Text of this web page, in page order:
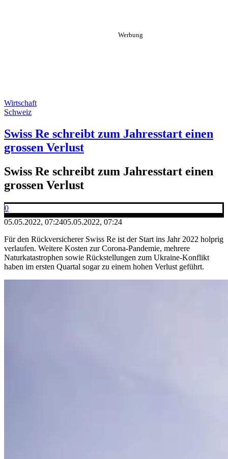
Wirtschaft
Schweiz
Swiss Re schreibt zum Jahresstart einen
grossen Verlust
Swiss Re schreibt zum Jahresstart einen
grossen Verlust
0
05.05.2022, 07:2405.05.2022, 07:24
Für den Rückversicherer Swiss Re ist der Start ins Jahr 2022 holprig
verlaufen. Weitere Kosten zur Corona-Pandemie, mehrere
Naturkatastrophen sowie Rückstellungen zum Ukraine-Konflikt
haben im ersten Quartal sogar zu einem hohen Verlust geführt.